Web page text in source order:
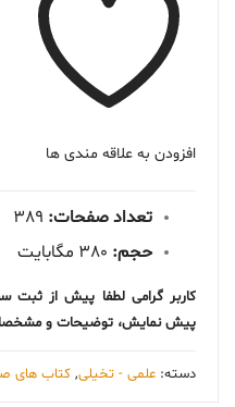
افزودن به علاقه مندی ها
تعداد صفحات: 389
حجم:
کاربر گرامی لطفا پیش از ثبت
پیش نمایش، توضیحات و مشخصات
دسته: علمی - تخیلی, کتاب های